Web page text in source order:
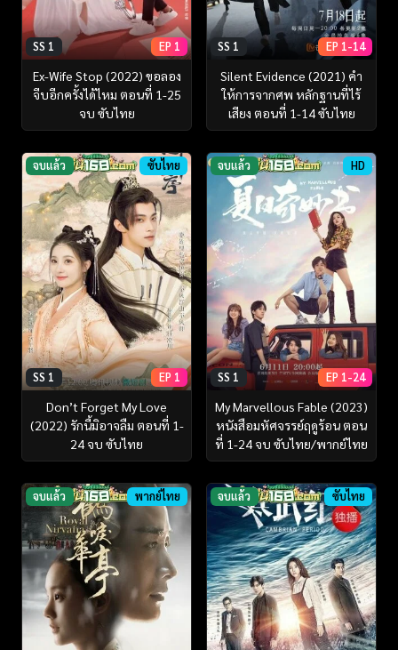
SS 1 EP 1
Ex-Wife Stop (2022) ขอลอง
จีบอีกครั้งได้ไหม ตอนที่ 1-25
จบ ซับไทย
SS 1 EP 1-14
Silent Evidence (2021) คำ
ให้การจากศพ หลักฐานที่ไร้
เสียง ตอนที่ 1-14 ซับไทย
จบแล้ว ซับไทย
SS 1 EP 1
Don’t Forget My Love
(2022) รักนี้มิอาจลืม ตอนที่ 1-
24 จบ ซับไทย
จบแล้ว HD
SS 1 EP 1-24
My Marvellous Fable (2023)
หนังสือมหัศจรรย์ฤดูร้อน ตอน
ที่ 1-24 จบ ซับไทย/พากย์ไทย
จบแล้ว พากย์ไทย จบแล้ว ซับไทย